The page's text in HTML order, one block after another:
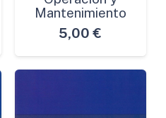
Mantenimiento
5,00 €